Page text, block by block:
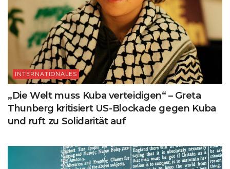
INTERNATIONALES
„Die Welt muss Kuba verteidigen“ – Greta
Thunberg kritisiert US-Blockade gegen Kuba
und ruft zu Solidarität auf